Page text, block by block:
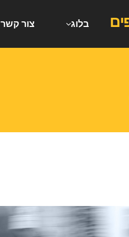
בלוג צור קשר